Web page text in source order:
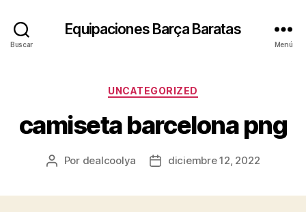
Buscar
Equipaciones Barça Baratas
Menú
Categorías
UNCATEGORIZED
camiseta barcelona png
Autor
Por dealcoolya
Fechadiciembre 12, 2022